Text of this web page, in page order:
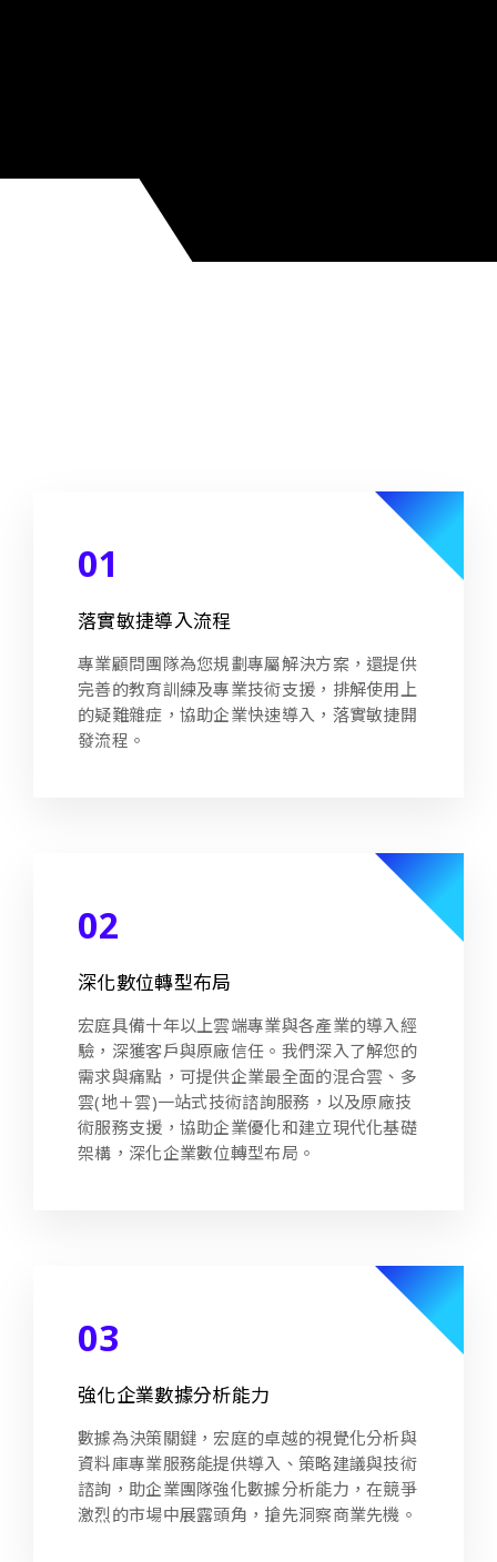
01
落實敏捷導入流程
專業顧問團隊為您規劃專屬解決方案，還提供
完善的教育訓練及專業技術支援，排解使用上
的疑難雜症，協助企業快速導入，落實敏捷開
發流程。
02
深化數位轉型布局
宏庭具備十年以上雲端專業與各產業的導入經
驗，深獲客戶與原廠信任。我們深入了解您的
需求與痛點，可提供企業最全面的混合雲、多
雲(地＋雲)一站式技術諮詢服務，以及原廠技
術服務支援，協助企業優化和建立現代化基礎
架構，深化企業數位轉型布局。
03
強化企業數據分析能力
數據為決策關鍵，宏庭的卓越的視覺化分析與
資料庫專業服務能提供導入、策略建議與技術
諮詢，助企業團隊強化數據分析能力，在競爭
激烈的市場中展露頭角，搶先洞察商業先機。